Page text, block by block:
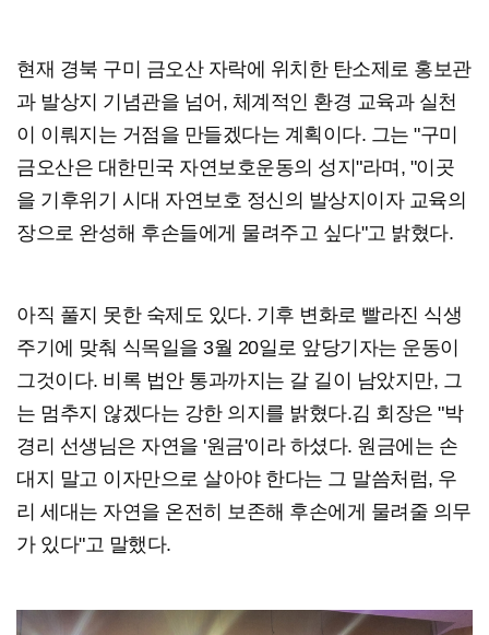
현재 경북 구미 금오산 자락에 위치한 탄소제로 홍보관
과 발상지 기념관을 넘어, 체계적인 환경 교육과 실천
이 이뤄지는 거점을 만들겠다는 계획이다. 그는 "구미
금오산은 대한민국 자연보호운동의 성지"라며, "이곳
을 기후위기 시대 자연보호 정신의 발상지이자 교육의
장으로 완성해 후손들에게 물려주고 싶다"고 밝혔다.
아직 풀지 못한 숙제도 있다. 기후 변화로 빨라진 식생
주기에 맞춰 식목일을 3월 20일로 앞당기자는 운동이
그것이다. 비록 법안 통과까지는 갈 길이 남았지만, 그
는 멈추지 않겠다는 강한 의지를 밝혔다.김 회장은 "박
경리 선생님은 자연을 '원금'이라 하셨다. 원금에는 손
대지 말고 이자만으로 살아야 한다는 그 말씀처럼, 우
리 세대는 자연을 온전히 보존해 후손에게 물려줄 의무
가 있다"고 말했다.